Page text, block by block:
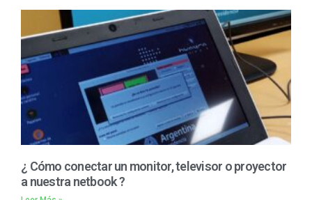
¿ Cómo conectar un monitor, televisor o proyector
a nuestra netbook ?